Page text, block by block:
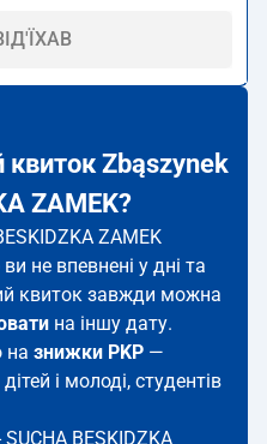
Zbąszynek
ZAMEK?
ZAMEK
не впевнені у дні та
квиток завжди можна
на іншу дату.
на знижки PKP —
і молоді, студентів
BESKIDZKA